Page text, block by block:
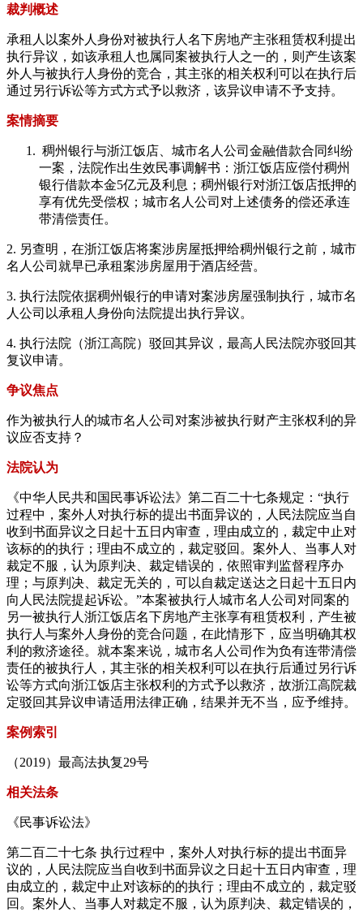
裁判概述
承租人以案外人身份对被执行人名下房地产主张租赁权利提出
执行异议，如该承租人也属同案被执行人之一的，则产生该案
外人与被执行人身份的竞合，其主张的相关权利可以在执行后
通过另行诉讼等方式方式予以救济，该异议申请不予支持。
案情摘要
稠州银行与浙江饭店、城市名人公司金融借款合同纠纷
一案，法院作出生效民事调解书：浙江饭店应偿付稠州
银行借款本金5亿元及利息；稠州银行对浙江饭店抵押的
享有优先受偿权；城市名人公司对上述债务的偿还承连
带清偿责任。
2. 另查明，在浙江饭店将案涉房屋抵押给稠州银行之前，城市
名人公司就早已承租案涉房屋用于酒店经营。
3. 执行法院依据稠州银行的申请对案涉房屋强制执行，城市名
人公司以承租人身份向法院提出执行异议。
4. 执行法院（浙江高院）驳回其异议，最高人民法院亦驳回其
复议申请。
争议焦点
作为被执行人的城市名人公司对案涉被执行财产主张权利的异
议应否支持？
法院认为
《中华人民共和国民事诉讼法》第二百二十七条规定：“执行
过程中，案外人对执行标的提出书面异议的，人民法院应当自
收到书面异议之日起十五日内审查，理由成立的，裁定中止对
该标的的执行；理由不成立的，裁定驳回。案外人、当事人对
裁定不服，认为原判决、裁定错误的，依照审判监督程序办
理；与原判决、裁定无关的，可以自裁定送达之日起十五日内
向人民法院提起诉讼。”本案被执行人城市名人公司对同案的
另一被执行人浙江饭店名下房地产主张享有租赁权利，产生被
执行人与案外人身份的竞合问题，在此情形下，应当明确其权
利的救济途径。就本案来说，城市名人公司作为负有连带清偿
责任的被执行人，其主张的相关权利可以在执行后通过另行诉
讼等方式向浙江饭店主张权利的方式予以救济，故浙江高院裁
定驳回其异议申请适用法律正确，结果并无不当，应予维持。
案例索引
（2019）最高法执复29号
相关法条
《民事诉讼法》
第二百二十七条 执行过程中，案外人对执行标的提出书面异
议的，人民法院应当自收到书面异议之日起十五日内审查，理
由成立的，裁定中止对该标的的执行；理由不成立的，裁定驳
回。案外人、当事人对裁定不服，认为原判决、裁定错误的，